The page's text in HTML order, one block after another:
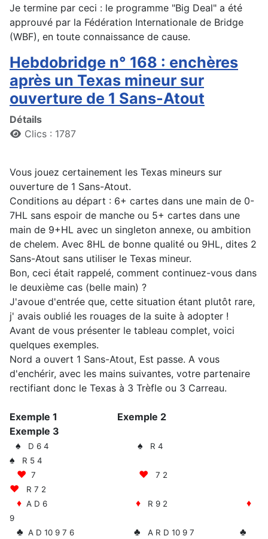
Je termine par ceci : le programme "Big Deal" a été
approuvé par la Fédération Internationale de Bridge
(WBF), en toute connaissance de cause.
Hebdobridge n° 168 : enchères
après un Texas mineur sur
ouverture de 1 Sans-Atout
Détails
Clics : 1787
Vous jouez certainement les Texas mineurs sur
ouverture de 1 Sans-Atout.
Conditions au départ : 6+ cartes dans une main de 0-
7HL sans espoir de manche ou 5+ cartes dans une
main de 9+HL avec un singleton annexe, ou ambition
de chelem. Avec 8HL de bonne qualité ou 9HL, dites 2
Sans-Atout sans utiliser le Texas mineur.
Bon, ceci était rappelé, comment continuez-vous dans
le deuxième cas (belle main) ?
J'avoue d'entrée que, cette situation étant plutôt rare,
j' avais oublié les rouages de la suite à adopter !
Avant de vous présenter le tableau complet, voici
quelques exemples.
Nord a ouvert 1 Sans-Atout, Est passe. A vous
d'enchérir, avec les mains suivantes, votre partenaire
rectifiant donc le Texas à 3 Trèfle ou 3 Carreau.
Exemple 1 Exemple 2
Exemple 3
♠ D 6 4 ♠ R 4
♠ R 5 4
♥ 7 ♥ 7 2
♥ R 7 2
♦ A D 6 ♦ R 9 2 ♦
9
♣ A D 10 9 7 6 ♣ A R D 10 9 7 ♣